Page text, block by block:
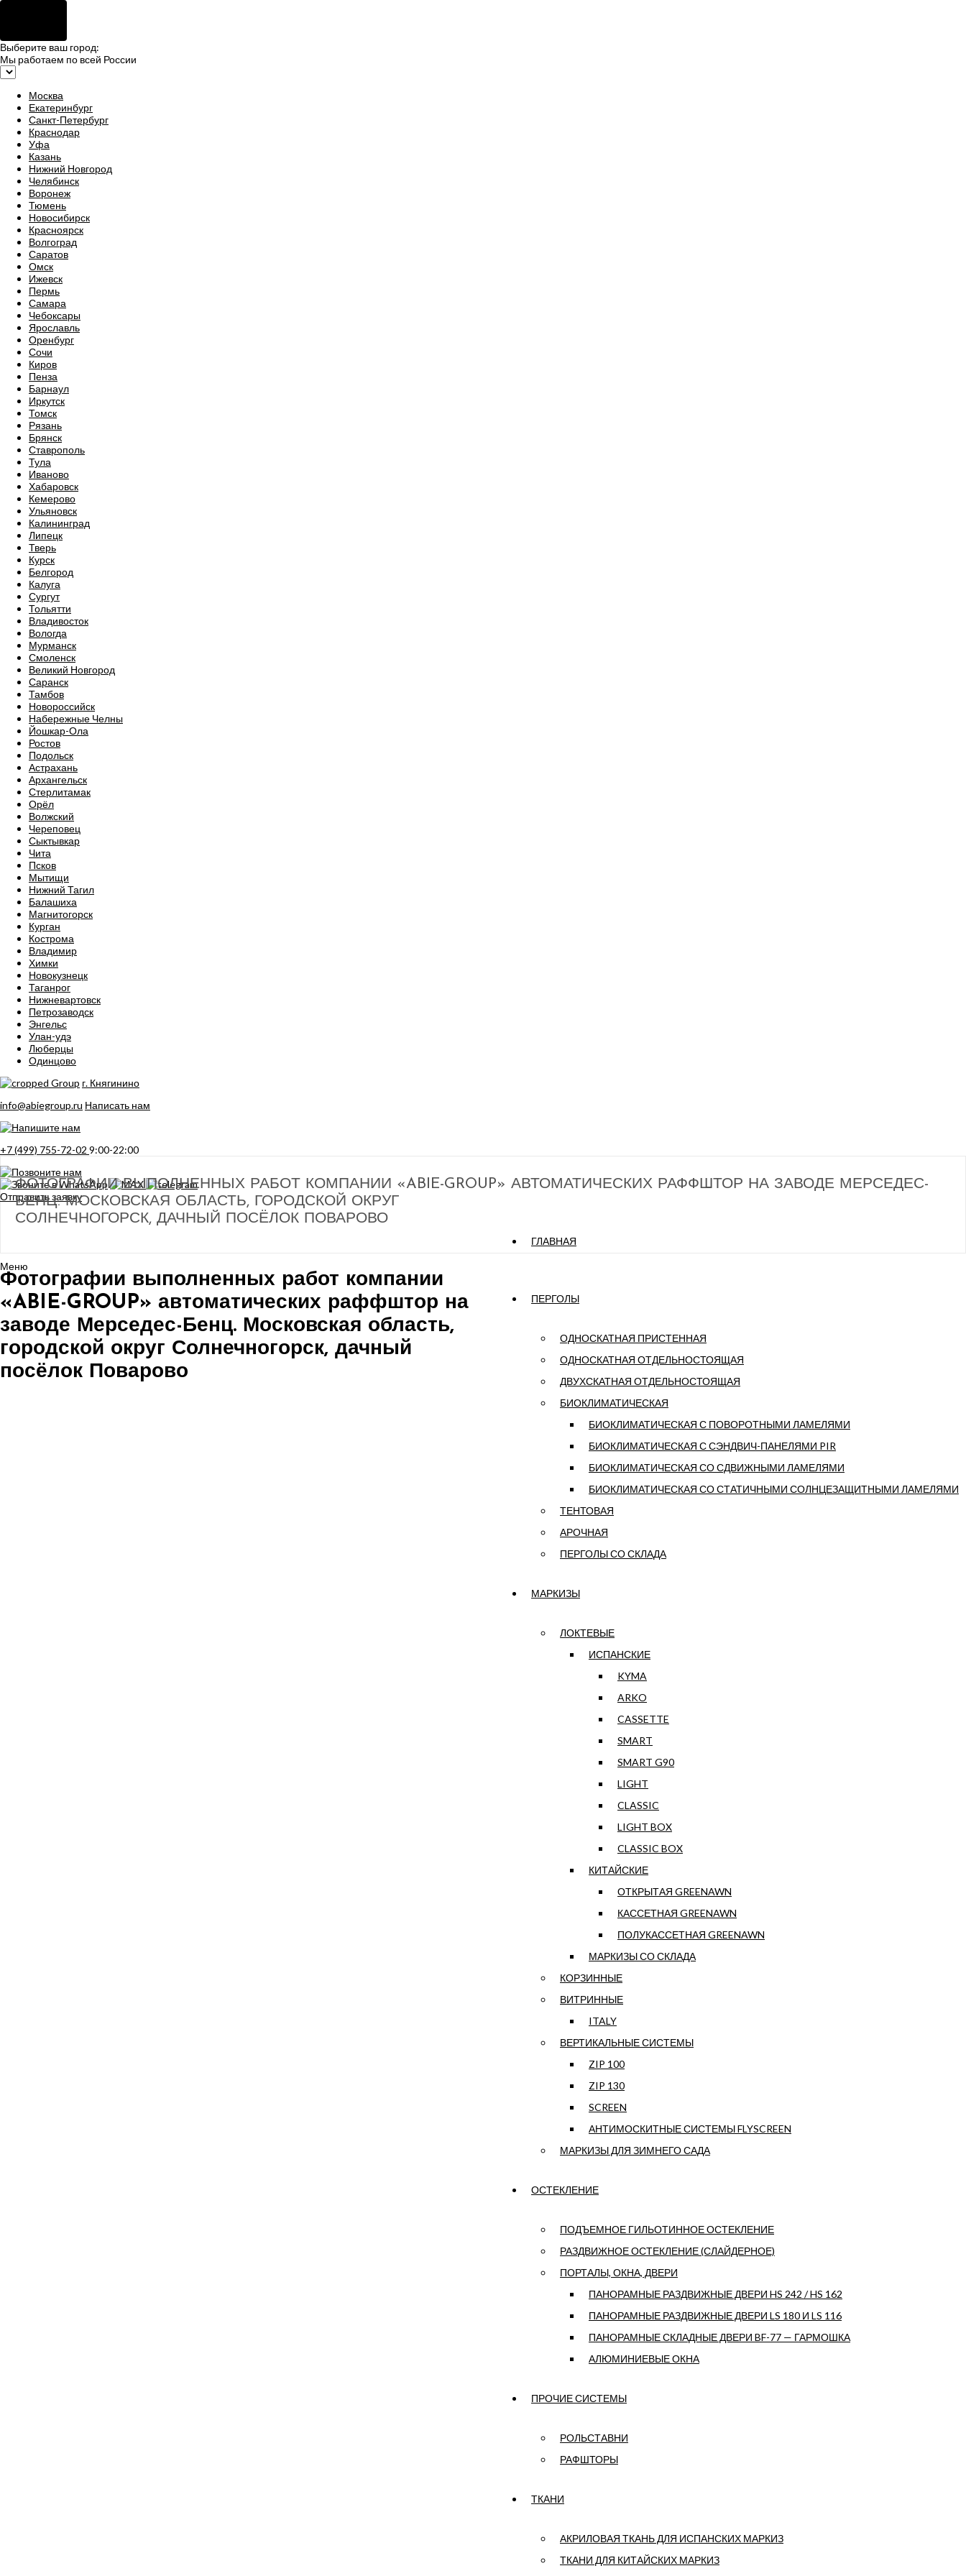
Выберите ваш город:
Мы работаем по всей России
Москва
Екатеринбург
Санкт-Петербург
Краснодар
Уфа
Казань
Нижний Новгород
Челябинск
Воронеж
Тюмень
Новосибирск
Красноярск
Волгоград
Саратов
Омск
Ижевск
Пермь
Самара
Чебоксары
Ярославль
Оренбург
Сочи
Киров
Пенза
Барнаул
Иркутск
Томск
Рязань
Брянск
Ставрополь
Тула
Иваново
Хабаровск
Кемерово
Ульяновск
Калининград
Липецк
Тверь
Курск
Белгород
Калуга
Сургут
Тольятти
Владивосток
Вологда
Мурманск
Смоленск
Великий Новгород
Саранск
Тамбов
Новороссийск
Набережные Челны
Йошкар-Ола
Ростов
Подольск
Астрахань
Архангельск
Стерлитамак
Орёл
Волжский
Череповец
Сыктывкар
Чита
Псков
Мытищи
Нижний Тагил
Балашиха
Магнитогорск
Курган
Кострома
Владимир
Химки
Новокузнецк
Таганрог
Нижневартовск
Петрозаводск
Энгельс
Улан-удэ
Люберцы
Одинцово
г. Княгинино
info@abiegroup.ru Написать нам
+7 (499) 755-72-02 9:00-22:00
Отправить заявку
ГЛАВНАЯ
ПЕРГОЛЫ
ОДНОСКАТНАЯ ПРИСТЕННАЯ
ОДНОСКАТНАЯ ОТДЕЛЬНОСТОЯЩАЯ
ДВУХСКАТНАЯ ОТДЕЛЬНОСТОЯЩАЯ
БИОКЛИМАТИЧЕСКАЯ
БИОКЛИМАТИЧЕСКАЯ С ПОВОРОТНЫМИ ЛАМЕЛЯМИ
БИОКЛИМАТИЧЕСКАЯ С СЭНДВИЧ-ПАНЕЛЯМИ PIR
БИОКЛИМАТИЧЕСКАЯ СО СДВИЖНЫМИ ЛАМЕЛЯМИ
БИОКЛИМАТИЧЕСКАЯ СО СТАТИЧНЫМИ СОЛНЦЕЗАЩИТНЫМИ ЛАМЕЛЯМИ
ТЕНТОВАЯ
АРОЧНАЯ
ПЕРГОЛЫ СО СКЛАДА
МАРКИЗЫ
ЛОКТЕВЫЕ
ИСПАНСКИЕ
KYMA
ARKO
CASSETTE
SMART
SMART G90
LIGHT
CLASSIC
LIGHT BOX
CLASSIC BOX
КИТАЙСКИЕ
ОТКРЫТАЯ GREENAWN
КАССЕТНАЯ GREENAWN
ПОЛУКАССЕТНАЯ GREENAWN
МАРКИЗЫ СО СКЛАДА
КОРЗИННЫЕ
ВИТРИННЫЕ
ITALY
ВЕРТИКАЛЬНЫЕ СИСТЕМЫ
ZIP 100
ZIP 130
SCREEN
АНТИМОСКИТНЫЕ СИСТЕМЫ FLYSCREEN
МАРКИЗЫ ДЛЯ ЗИМНЕГО САДА
ОСТЕКЛЕНИЕ
ПОДЪЕМНОЕ ГИЛЬОТИННОЕ ОСТЕКЛЕНИЕ
РАЗДВИЖНОЕ ОСТЕКЛЕНИЕ (СЛАЙДЕРНОЕ)
ПОРТАЛЫ, ОКНА, ДВЕРИ
ПАНОРАМНЫЕ РАЗДВИЖНЫЕ ДВЕРИ HS 242 / HS 162
ПАНОРАМНЫЕ РАЗДВИЖНЫЕ ДВЕРИ LS 180 И LS 116
ПАНОРАМНЫЕ СКЛАДНЫЕ ДВЕРИ BF-77 — ГАРМОШКА
АЛЮМИНИЕВЫЕ ОКНА
ПРОЧИЕ СИСТЕМЫ
РОЛЬСТАВНИ
РАФШТОРЫ
ТКАНИ
АКРИЛОВАЯ ТКАНЬ ДЛЯ ИСПАНСКИХ МАРКИЗ
ТКАНИ ДЛЯ КИТАЙСКИХ МАРКИЗ
Меню
ФОТОГРАФИИ ВЫПОЛНЕННЫХ РАБОТ КОМПАНИИ «ABIE-GROUP» АВТОМАТИЧЕСКИХ РАФФШТОР НА ЗАВОДЕ МЕРСЕДЕС-
БЕНЦ. МОСКОВСКАЯ ОБЛАСТЬ, ГОРОДСКОЙ ОКРУГ
СОЛНЕЧНОГОРСК, ДАЧНЫЙ ПОСЁЛОК ПОВАРОВО
Фотографии выполненных работ компании
«ABIE-GROUP» автоматических раффштор на
заводе Мерседес-Бенц. Московская область,
городской округ Солнечногорск, дачный
посёлок Поварово